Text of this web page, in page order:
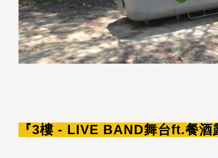
『3樓 - LIVE BAND舞台ft.餐酒